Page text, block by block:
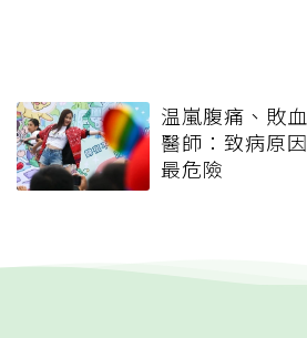
温嵐腹痛、敗
醫師：致病原
最危險